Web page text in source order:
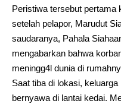
Peristiwa tersebut pertama
setelah pelapor, Marudut
saudaranya, Pahala
mengabarkan bahwa
meningg4l dunia di
Saat tiba di lokasi,
bernyawa di lantai kedai.